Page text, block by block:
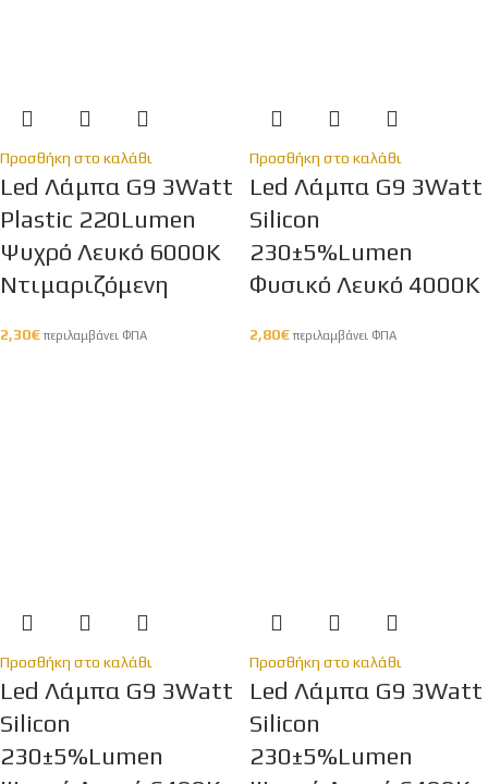
Προσθήκη στο καλάθι
Led Λάμπα G9 3Watt
Plastic 220Lumen
Ψυχρό Λευκό 6000Κ
Ντιμαριζόμενη
2,30€ περιλαμβάνει ΦΠΑ
Προσθήκη στο καλάθι
Led Λάμπα G9 3Watt
Silicon
230±5%Lumen
Φυσικό Λευκό 4000K
2,80€ περιλαμβάνει ΦΠΑ
Προσθήκη στο καλάθι
Led Λάμπα G9 3Watt
Silicon
230±5%Lumen
Προσθήκη στο καλάθι
Led Λάμπα G9 3Watt
Silicon
230±5%Lumen